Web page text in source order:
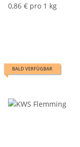
0,86 € pro 1 kg
BALD VERFÜGBAR